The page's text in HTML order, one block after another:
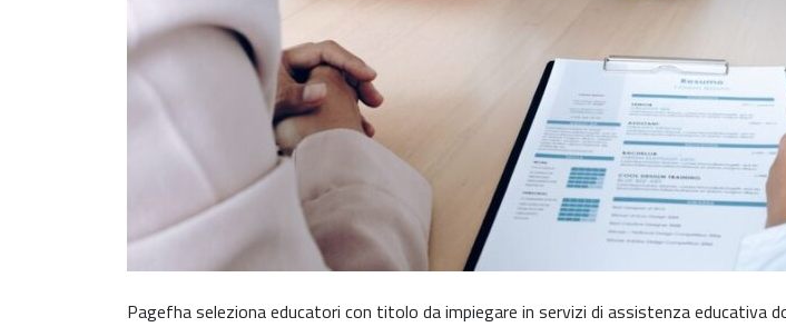
Pagefha seleziona educatori con titolo da impiegare in servizi di assistenza educativa